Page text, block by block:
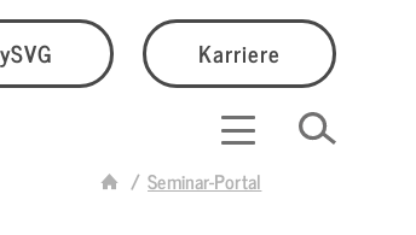
Karriere
Seminar-Portal